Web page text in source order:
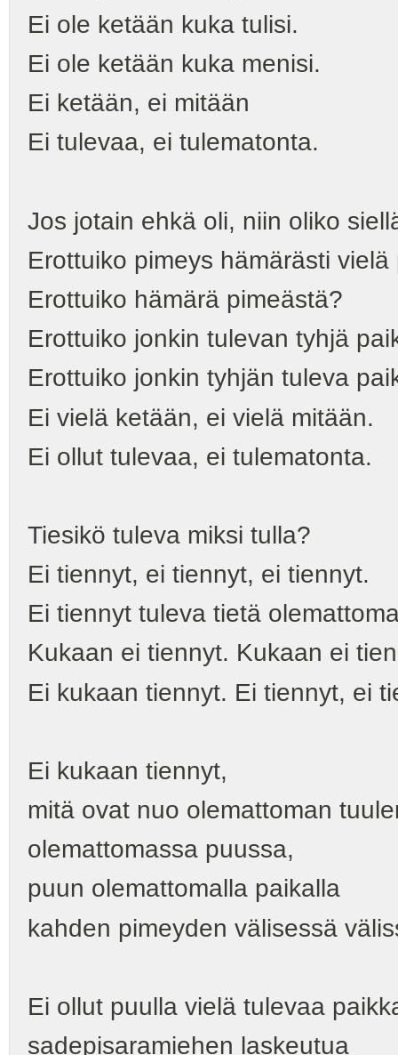
Ei ole ketään kuka tulisi.
Ei ole ketään kuka menisi.
Ei ketään, ei mitään
Ei tulevaa, ei tulematonta.
Jos jotain ehkä oli, niin oliko
Erottuiko pimeys hämärästi
Erottuiko hämärä pimeästä?
Erottuiko jonkin tulevan tyhjä
Erottuiko jonkin tyhjän tuleva
Ei vielä ketään, ei vielä mitään.
Ei ollut tulevaa, ei tulematonta.
Tiesikö tuleva miksi tulla?
Ei tiennyt, ei tiennyt, ei tiennyt.
Ei tiennyt tuleva tietä
Kukaan ei tiennyt. Kukaan ei
Ei kukaan tiennyt. Ei tiennyt, ei
Ei kukaan tiennyt,
mitä ovat nuo olemattoman
olemattomassa puussa,
puun olemattomalla paikalla
kahden pimeyden välisessä
Ei ollut puulla vielä tulevaa
sadepisaramiehen laskeutua